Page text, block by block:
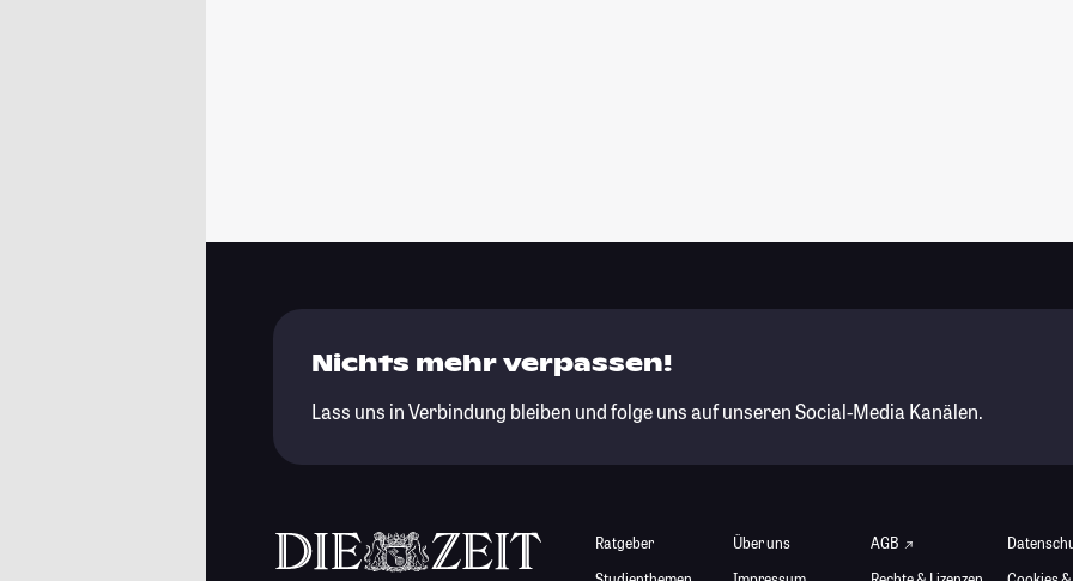
Nichts mehr verpassen!
Lass uns in Verbindung bleiben und folge uns auf unseren Social-Media Kanälen.
Ratgeber
Über uns
AGB